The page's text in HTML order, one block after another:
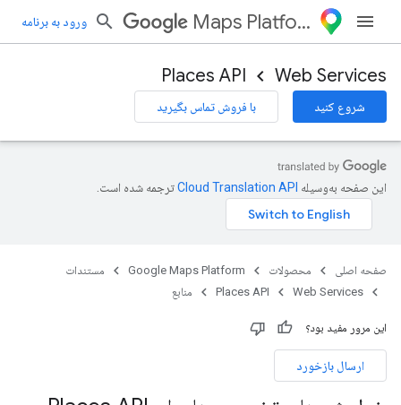
Maps Platform ورود به برنامه
Web Services
Places API
شروع کنید با فروش تماس بگیرید
این صفحه به‌وسیله ترجمه شده است.
صفحه اصلی محصولات Google Maps Platform
مستندات
Web Services
Places API منابع
این مرور مفید بود؟
ارسال بازخورد